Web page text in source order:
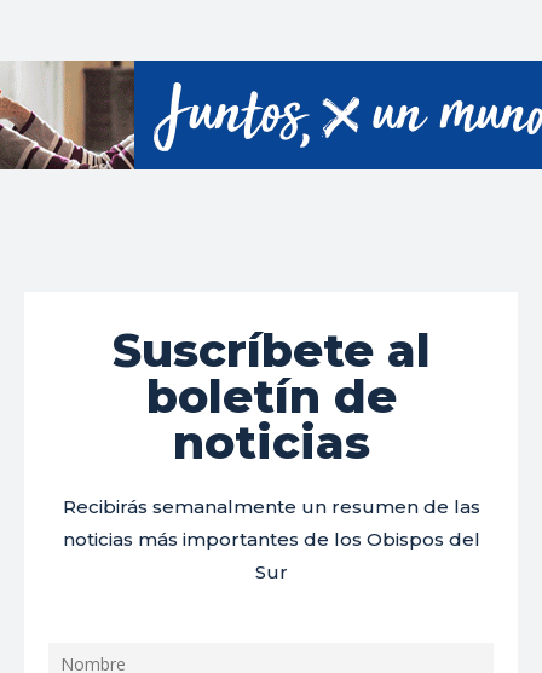
Suscríbete al
boletín de
noticias
Recibirás semanalmente un resumen de las
noticias más importantes de los Obispos del
Sur